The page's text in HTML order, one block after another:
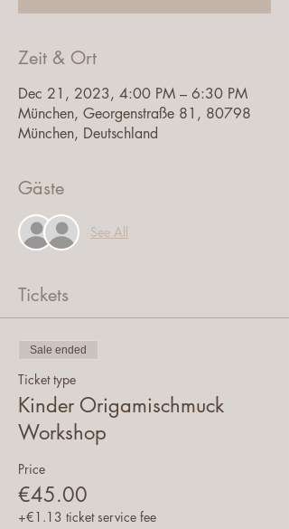
Zeit & Ort
Dec 21, 2023, 4:00 PM – 6:30 PM
München, Georgenstraße 81, 80798
München, Deutschland
Gäste
See All
Tickets
Sale ended
Ticket type
Kinder Origamischmuck
Workshop
Price
€45.00
+€1.13 ticket service fee